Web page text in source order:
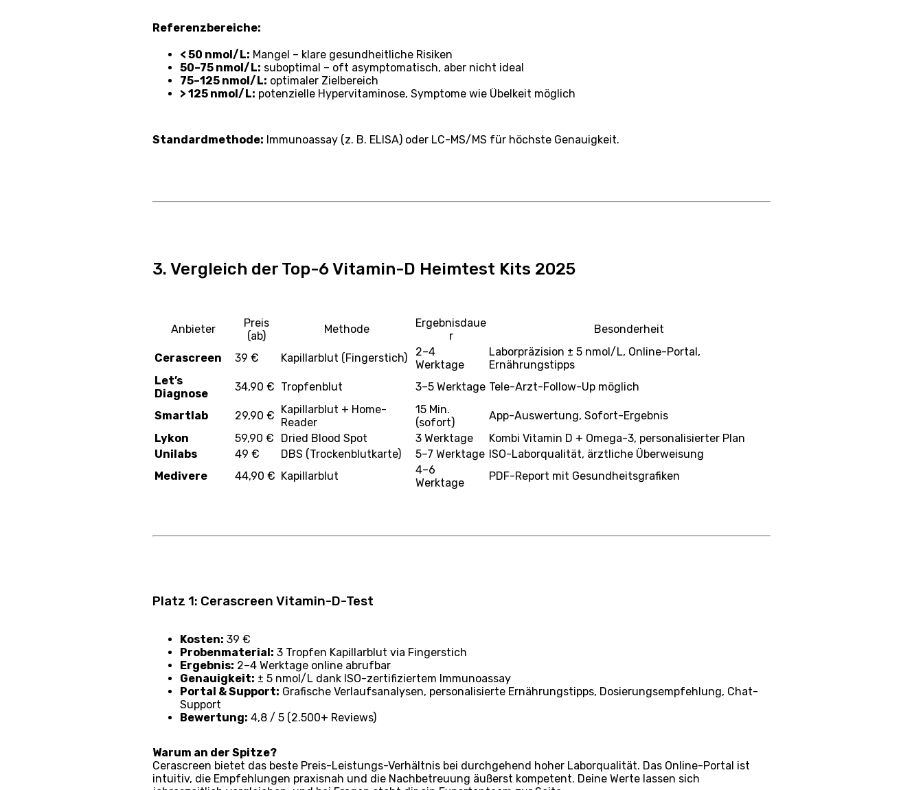
Referenzbereiche:
< 50 nmol/L: Mangel – klare gesundheitliche Risiken
50–75 nmol/L: suboptimal – oft asymptomatisch, aber nicht ideal
75–125 nmol/L: optimaler Zielbereich
> 125 nmol/L: potenzielle Hypervitaminose, Symptome wie Übelkeit möglich
Standardmethode: Immunoassay (z. B. ELISA) oder LC-MS/MS für höchste Genauigkeit.
3. Vergleich der Top-6 Vitamin-D Heimtest Kits 2025
Anbieter
Preis
(ab)
Methode
Ergebnisdaue
r
Besonderheit
Cerascreen 39 € Kapillarblut (Fingerstich)
2–4
Werktage
Laborpräzision ± 5 nmol/L, Online-Portal,
Ernährungstipps
Let’s
Diagnose
34,90 € Tropfenblut 3–5 Werktage Tele-Arzt-Follow-Up möglich
Smartlab 29,90 €
Kapillarblut + Home-
Reader
15 Min.
(sofort)
App-Auswertung, Sofort-Ergebnis
Lykon
59,90 € Dried Blood Spot 3 Werktage
Kombi Vitamin D + Omega-3, personalisierter Plan
Unilabs
49 € DBS (Trockenblutkarte) 5–7 Werktage ISO-Laborqualität, ärztliche Überweisung
Medivere
44,90 € Kapillarblut
4–6
Werktage
PDF-Report mit Gesundheitsgrafiken
Platz 1: Cerascreen Vitamin-D-Test
Kosten: 39 €
Probenmaterial: 3 Tropfen Kapillarblut via Fingerstich
Ergebnis: 2–4 Werktage online abrufbar
Genauigkeit: ± 5 nmol/L dank ISO-zertifiziertem Immunoassay
Portal & Support: Grafische Verlaufsanalysen, personalisierte Ernährungstipps, Dosierungsempfehlung, Chat-
Support
Bewertung: 4,8 / 5 (2.500+ Reviews)
Warum an der Spitze?
Cerascreen bietet das beste Preis-Leistungs-Verhältnis bei durchgehend hoher Laborqualität. Das Online-Portal ist
intuitiv, die Empfehlungen praxisnah und die Nachbetreuung äußerst kompetent. Deine Werte lassen sich